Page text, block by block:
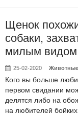
Щенок
собаки,
милым видом
25-02-2020 Животные
Кого вы больше
первом свидании
делятся либо на
на любителей